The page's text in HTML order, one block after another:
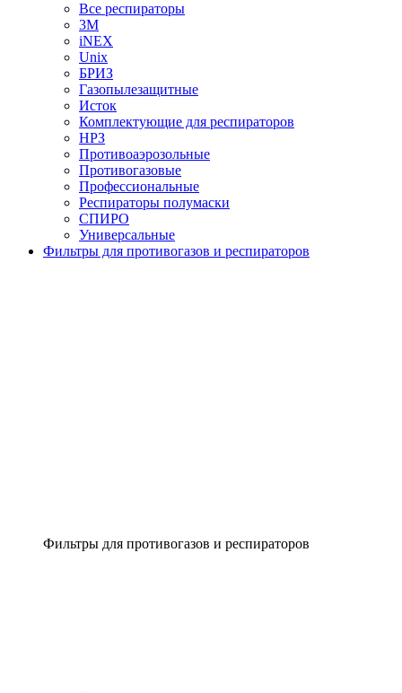
Все респираторы
3М
iNEX
Unix
БРИЗ
Газопылезащитные
Исток
Комплектующие для респираторов
НРЗ
Противоаэрозольные
Противогазовые
Профессиональные
Респираторы полумаски
СПИРО
Универсальные
Фильтры для противогазов и респираторов
Фильтры для противогазов и респираторов